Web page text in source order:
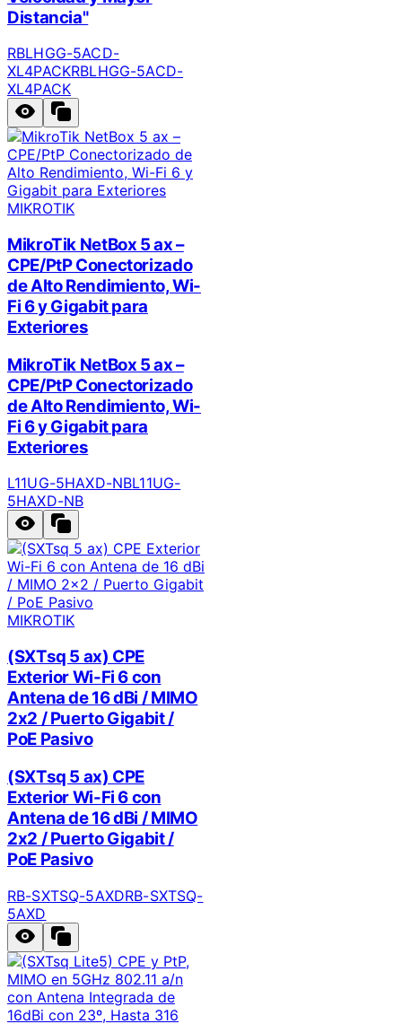
Distancia"
RBLHGG-5ACD-
XL4PACKRBLHGG-5ACD-
XL4PACK
MIKROTIK
MikroTik NetBox 5 ax –
CPE/PtP Conectorizado
de Alto Rendimiento, Wi-
Fi 6 y Gigabit para
Exteriores
MikroTik NetBox 5 ax –
CPE/PtP Conectorizado
de Alto Rendimiento, Wi-
Fi 6 y Gigabit para
Exteriores
L11UG-5HAXD-NBL11UG-
5HAXD-NB
MIKROTIK
(SXTsq 5 ax) CPE
Exterior Wi-Fi 6 con
Antena de 16 dBi / MIMO
2x2 / Puerto Gigabit /
PoE Pasivo
(SXTsq 5 ax) CPE
Exterior Wi-Fi 6 con
Antena de 16 dBi / MIMO
2x2 / Puerto Gigabit /
PoE Pasivo
RB-SXTSQ-5AXDRB-SXTSQ-
5AXD